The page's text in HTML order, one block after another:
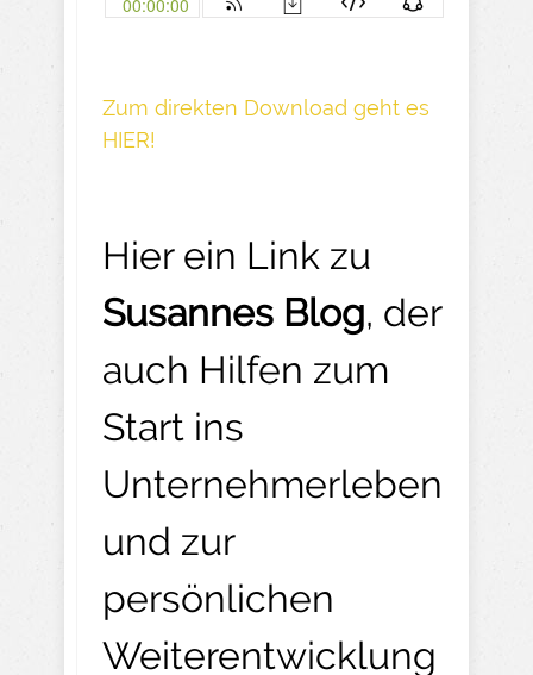
Z um direkte n Download geh t es
HIER!
Hier ein Link zu
Susannes Blog, der
auch Hilfen zum
Start ins
Unternehmerleben
und zur
persönlichen
Weiterentwicklung